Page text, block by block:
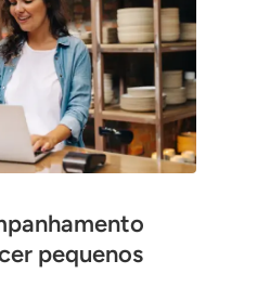
pequenos